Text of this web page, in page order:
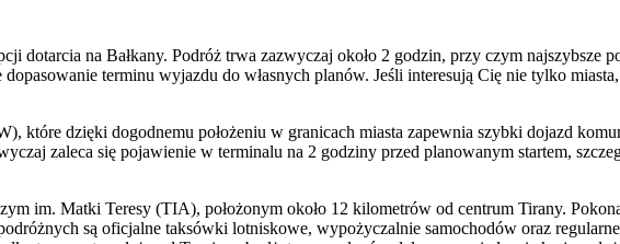
na Bałkany. Podróż trwa zazwyczaj około 2 godzin, przy czym najszybsze
terminu wyjazdu do własnych planów. Jeśli interesują Cię nie tylko
które dzięki dogodnemu położeniu w granicach miasta zapewnia szybki dojazd
zaleca się pojawienie w terminalu na 2 godziny przed planowanym startem,
im. Matki Teresy (TIA), położonym około 12 kilometrów od centrum Tirany.
są oficjalne taksówki lotniskowe, wypożyczalnie samochodów oraz